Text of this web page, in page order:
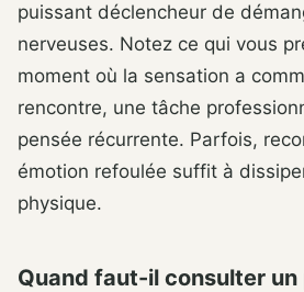
puissant déclencheur de
nerveuses. Notez ce qui vous
moment où la sensation a
rencontre, une tâche
pensée récurrente. Parfois,
émotion refoulée suffit à
physique.
Quand faut-il consulter un